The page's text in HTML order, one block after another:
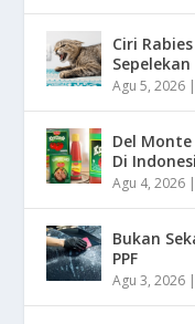
Ciri
Sepelekan
Agu 5, 2026 |
Del Monte
Di
Agu 4, 2026
Bukan
PPF
Agu 3, 2026 |